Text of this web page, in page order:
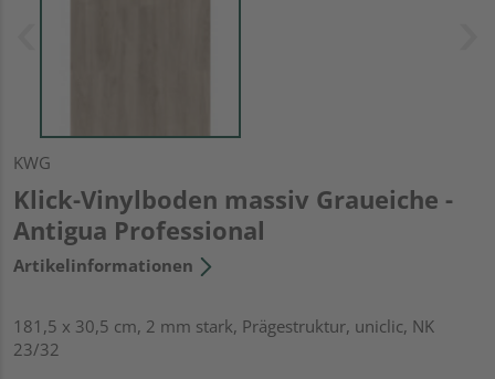
KWG
Klick-Vinylboden massiv Graueiche -
Antigua Professional
Artikelinformationen
181,5 x 30,5 cm, 2 mm stark, Prägestruktur, uniclic, NK
23/32